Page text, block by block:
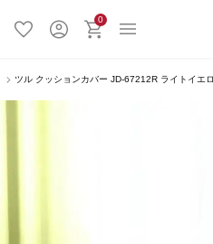
0
ツル クッションカバー JD-67212R ライトイエ